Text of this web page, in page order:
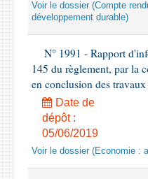
Voir le dossier (Compte
développement durable)
N° 1991 - Rapport
145 du règlement, par la
en conclusion des
Date de
dépôt :
05/06/2019
Voir le dossier (Economie :